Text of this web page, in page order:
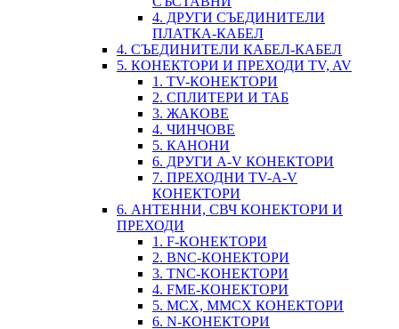
4. ДРУГИ СЪЕДИНИТЕЛИ
ПЛАТКА-КАБЕЛ
4. СЪЕДИНИТЕЛИ КАБЕЛ-КАБЕЛ
5. КОНЕКТОРИ И ПРЕХОДИ TV, AV
1. TV-КОНЕКТОРИ
2. СПЛИТЕРИ И ТАБ
3. ЖАКОВЕ
4. ЧИНЧОВЕ
5. КАНОНИ
6. ДРУГИ A-V КОНЕКТОРИ
7. ПРЕХОДНИ TV-A-V
КОНЕКТОРИ
6. АНТЕННИ, СВЧ КОНЕКТОРИ И
ПРЕХОДИ
1. F-КОНЕКТОРИ
2. BNC-КОНЕКТОРИ
3. TNC-КОНЕКТОРИ
4. FME-КОНЕКТОРИ
5. MCX, MMCX КОНЕКТОРИ
6. N-КОНЕКТОРИ